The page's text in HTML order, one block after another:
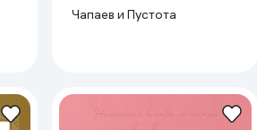
Чапаев и Пустота